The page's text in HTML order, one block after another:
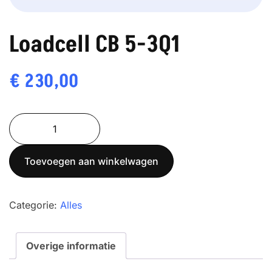
Loadcell CB 5-3Q1
€ 230,00
Loadcell
CB
5-
3Q1
Toevoegen aan winkelwagen
Categorie: Alles
Overige informatie